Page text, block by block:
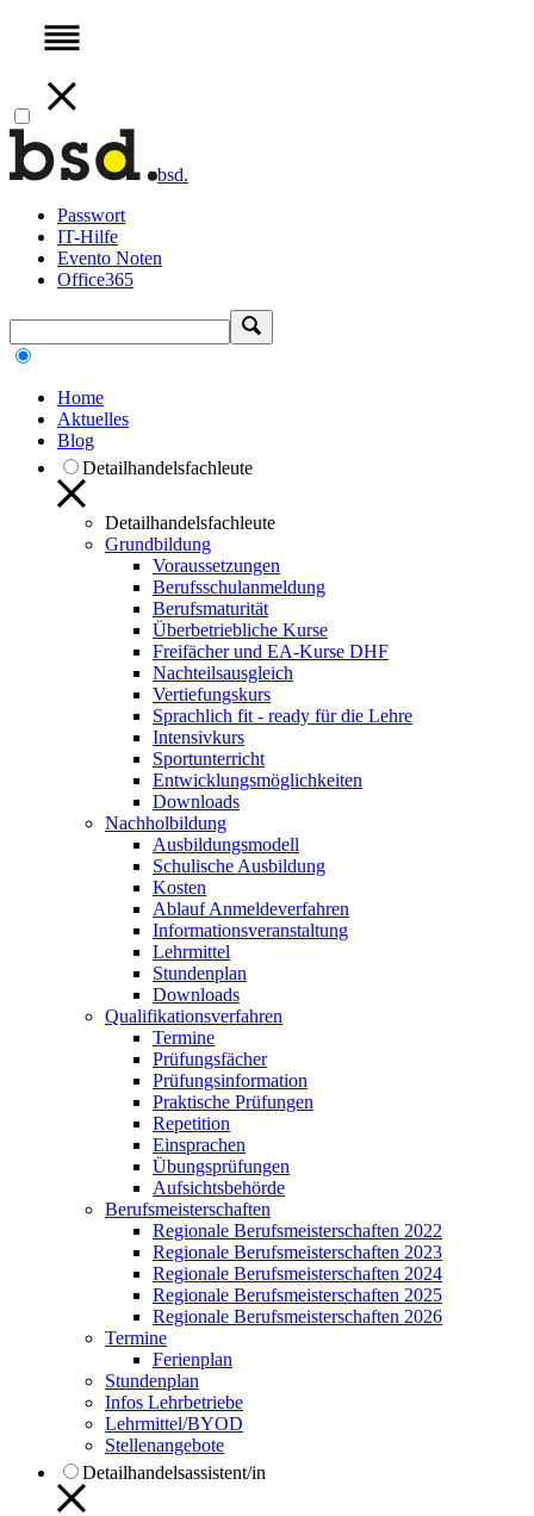
bsd.
Passwort
IT-Hilfe
Evento Noten
Office365
Home
Aktuelles
Blog
Detailhandelsfachleute
Detailhandelsfachleute
Grundbildung
Voraussetzungen
Berufsschulanmeldung
Berufsmaturität
Überbetriebliche Kurse
Freifächer und EA-Kurse DHF
Nachteilsausgleich
Vertiefungskurs
Sprachlich fit - ready für die Lehre
Intensivkurs
Sportunterricht
Entwicklungsmöglichkeiten
Downloads
Nachholbildung
Ausbildungsmodell
Schulische Ausbildung
Kosten
Ablauf Anmeldeverfahren
Informationsveranstaltung
Lehrmittel
Stundenplan
Downloads
Qualifikationsverfahren
Termine
Prüfungsfächer
Prüfungsinformation
Praktische Prüfungen
Repetition
Einsprachen
Übungsprüfungen
Aufsichtsbehörde
Berufsmeisterschaften
Regionale Berufsmeisterschaften 2022
Regionale Berufsmeisterschaften 2023
Regionale Berufsmeisterschaften 2024
Regionale Berufsmeisterschaften 2025
Regionale Berufsmeisterschaften 2026
Termine
Ferienplan
Stundenplan
Infos Lehrbetriebe
Lehrmittel/BYOD
Stellenangebote
Detailhandelsassistent/in